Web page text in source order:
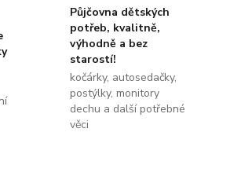
Půjčovna dětských
potřeb, kvalitně,
výhodně a bez
starostí!
kočárky, autosedačky,
postýlky, monitory
dechu a další potřebné
věci